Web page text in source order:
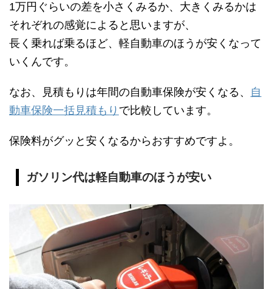
1万円ぐらいの差を小さくみるか、大きくみるかは
それぞれの感覚によると思いますが、
長く乗れば乗るほど、軽自動車のほうが安くなって
いくんです。
なお、見積もりは年間の自動車保険が安くなる、 自
動車保険一括見積もり で比較しています。
保険料がグッと安くなるからおすすめですよ。
ガソリン代は軽自動車のほうが安い